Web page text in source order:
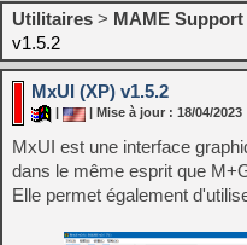
Utilitaires > MAME Support
v1.5.2
MxUI (XP) v1.5.2
| Mise à jour : 18/04/2023
MxUI est une interface
dans le même esprit que
Elle permet également